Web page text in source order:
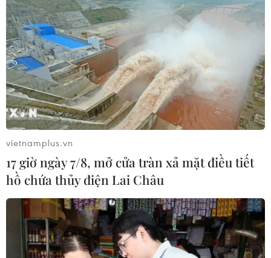
vietnamplus.vn
17 giờ ngày 7/8, mở cửa tràn xả mặt điều tiết
hồ chứa thủy điện Lai Châu